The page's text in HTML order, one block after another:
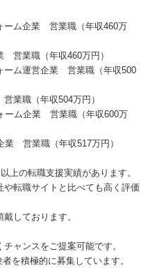
ーム企業 営業職（年収460万
営業職（年収460万円）
ーム運営企業 営業職（年収500
業職（年収504万円）
ーム企業 営業職（年収600万
業 営業職（年収517万円）
上の転職支援実績があります。
転職サイトと比べても高く評価
しております。
ャンスをご提案可能です。
を積極的に募集しています。